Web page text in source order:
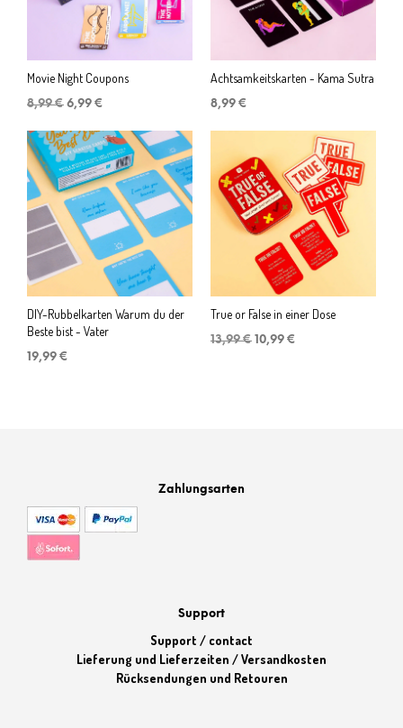
Movie Night Coupons
8,99€ Ursprünglicher
war:
8,99 €
6,99 €
ist:
6,99 €.
Achtsamkeitskarten - Kama Sutra
8,99 €
DIY-Rubbelkarten Warum du der
Beste bist - Vater
19,99 €
True or False in einer Dose
13,99€ Ursprünglicher
10,99 €
Zahlungsarten
Support
Support / contact
Lieferung und Lieferzeiten / Versandkosten
Rücksendungen und Retouren